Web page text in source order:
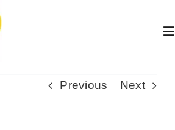
Previous Next